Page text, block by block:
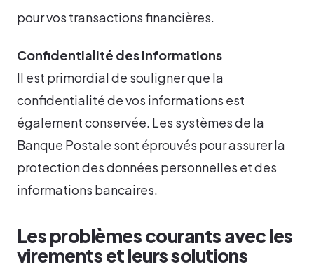
pour vos transactions financières.
Confidentialité des informations
Il est primordial de souligner que la
confidentialité de vos informations est
également conservée. Les systèmes de la
Banque Postale sont éprouvés pour assurer la
protection des données personnelles et des
informations bancaires.
Les problèmes courants avec les
virements et leurs solutions